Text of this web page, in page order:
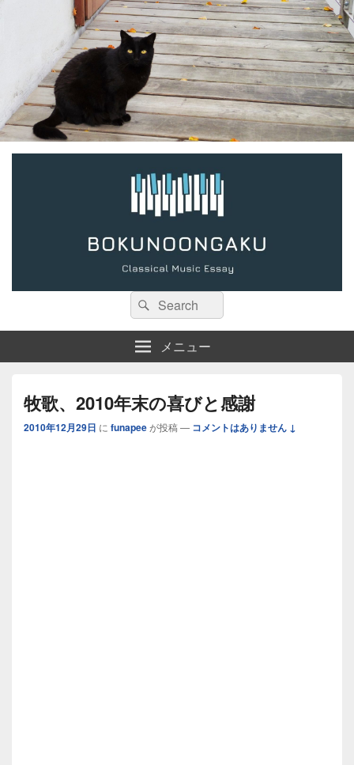
検
索:
検
索
メニュー
牧歌、2010年末の喜びと感謝
2010年12月29日 に funapeeが投稿 — コメントはありません ↓